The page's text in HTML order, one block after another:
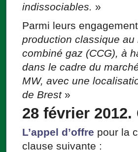
indissociables. »
Parmi leurs
production classique
combiné gaz (CCG), à
dans le cadre du
MW, avec une
de Brest»
28 février 2012.
L’appel d’offre pour la
clause suivante :